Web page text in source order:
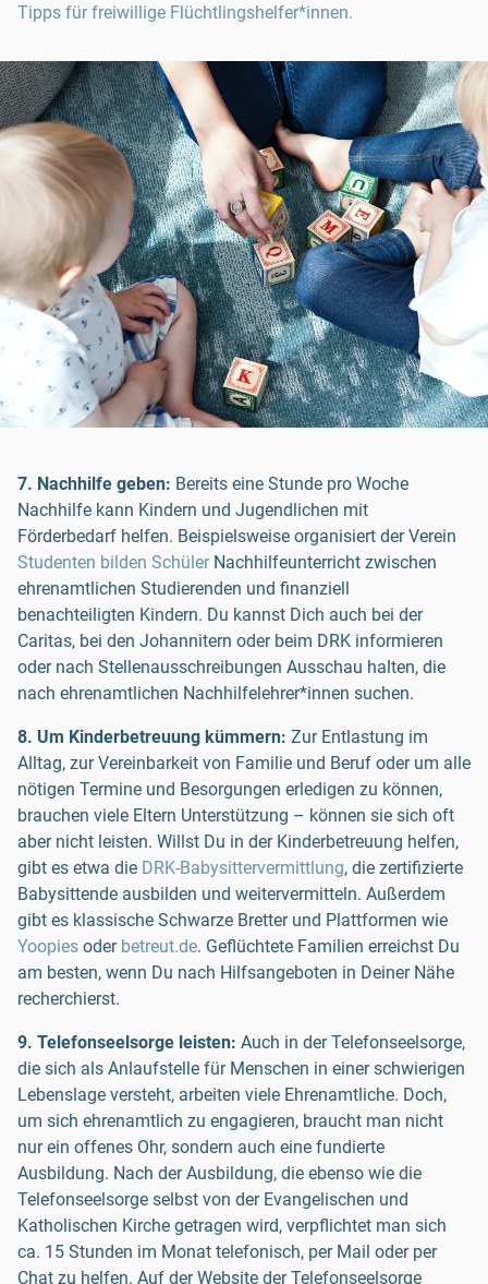
Tipps für freiwillige Flüchtlingshelfer*innen.
7. Nachhilfe geben: Bereits eine Stunde pro Woche
Nachhilfe kann Kindern und Jugendlichen mit
Förderbedarf helfen. Beispielsweise organisiert der Verein
Studenten bilden SchülerNachhilfeunterricht zwischen
ehrenamtlichen Studierenden und finanziell
benachteiligten Kindern. Du kannst Dich auch bei der
Caritas, bei den Johannitern oder beim DRK informieren
oder nach Stellenausschreibungen Ausschau halten, die
nach ehrenamtlichen Nachhilfelehrer*innen suchen.
8. Um Kinderbetreuung kümmern: Zur Entlastung im
Alltag, zur Vereinbarkeit von Familie und Beruf oder um alle
nötigen Termine und Besorgungen erledigen zu können,
brauchen viele Eltern Unterstützung – können sie sich oft
aber nicht leisten. Willst Du in der Kinderbetreuung helfen,
gibt es etwa die DRK-Babysittervermittlung, die zertifizierte
Babysittende ausbilden und weitervermitteln. Außerdem
gibt es klassische Schwarze Bretter und Plattformen wie
Yoopies oder betreut.de. Geflüchtete Familien erreichst Du
am besten, wenn Du nach Hilfsangeboten in Deiner Nähe
recherchierst.
9. Telefonseelsorge leisten: Auch in der Telefonseelsorge,
die sich als Anlaufstelle für Menschen in einer schwierigen
Lebenslage versteht, arbeiten viele Ehrenamtliche. Doch,
um sich ehrenamtlich zu engagieren, braucht man nicht
nur ein offenes Ohr, sondern auch eine fundierte
Ausbildung. Nach der Ausbildung, die ebenso wie die
Telefonseelsorge selbst von der Evangelischen und
Katholischen Kirche getragen wird, verpflichtet man sich
ca. 15 Stunden im Monat telefonisch, per Mail oder per
Chat zu helfen. Auf der Website der Telefonseelsorge